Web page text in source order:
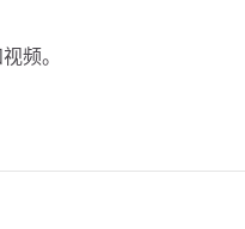
频。